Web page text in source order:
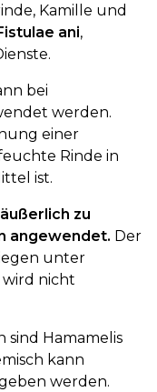
Kamille und
ani,
bei
werden.
einer
Rinde in
ist.
zu
angewendet. Der
unter
nicht
Hamamelis
kann
werden.